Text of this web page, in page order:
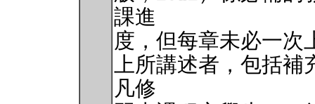
課進
度，但每章未必一次
上所講述者，包括補
凡修